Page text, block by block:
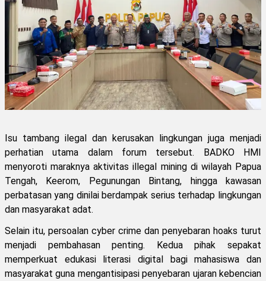
Isu tambang ilegal dan kerusakan lingkungan juga menjadi
perhatian utama dalam forum tersebut. BADKO HMI
menyoroti maraknya aktivitas illegal mining di wilayah Papua
Tengah, Keerom, Pegunungan Bintang, hingga kawasan
perbatasan yang dinilai berdampak serius terhadap lingkungan
dan masyarakat adat.
Selain itu, persoalan cyber crime dan penyebaran hoaks turut
menjadi pembahasan penting. Kedua pihak sepakat
memperkuat edukasi literasi digital bagi mahasiswa dan
masyarakat guna mengantisipasi penyebaran ujaran kebencian